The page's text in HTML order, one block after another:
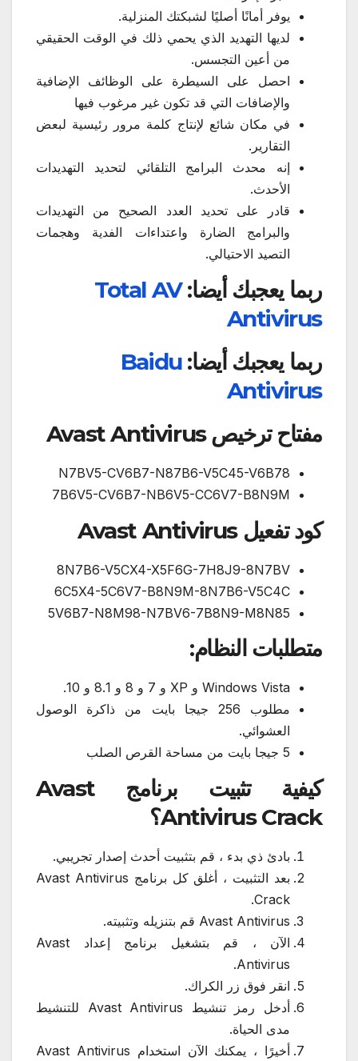
يوفر أمانًا أصليًا لشبكتك المنزلية.
لديها التهديد الذي يحمي ذلك في الوقت الحقيقي
من أعين التجسس.
احصل على السيطرة على الوظائف الإضافية
والإضافات التي قد تكون غير مرغوب فيها
في مكان شائع لإنتاج كلمة مرور رئيسية لبعض
التقارير.
إنه محدث البرامج التلقائي لتحديد التهديدات
الأحدث.
قادر على تحديد العدد الصحيح من التهديدات
والبرامج الضارة واعتداءات الفدية وهجمات
التصيد الاحتيالي.
ربما يعجبك أيضا:Total AV
Antivirus
ربما يعجبك أيضا:Baidu
Antivirus
مفتاح ترخيص Avast Antivirus
N7BV5-CV6B7-N87B6-V5C45-V6B78
7B6V5-CV6B7-NB6V5-CC6V7-B8N9M
كود تفعيل Avast Antivirus
8N7B6-V5CX4-X5F6G-7H8J9-8N7BV
6C5X4-5C6V7-B8N9M-8N7B6-V5C4C
5V6B7-N8M98-N7BV6-7B8N9-M8N85
متطلبات النظام:
Windows Vista و XP و 7 و 8 و 8.1 و 10.
مطلوب 256 جيجا بايت من ذاكرة الوصول
العشوائي.
5 جيجا بايت من مساحة القرص الصلب
كيفية تثبيت برنامج Avast
Antivirus Crack؟
بادئ ذي بدء ، قم بتثبيت أحدث إصدار تجريبي.
بعد التثبيت ، أغلق كل برنامج Avast Antivirus
Crack.
Avast Antivirus قم بتنزيله وتثبيته.
الآن ، قم بتشغيل برنامج إعداد Avast
Antivirus.
انقر فوق زر الكراك.
أدخل رمز تنشيط Avast Antivirus للتنشيط
مدى الحياة.
أخيرًا ، يمكنك الآن استخدام Avast Antivirus